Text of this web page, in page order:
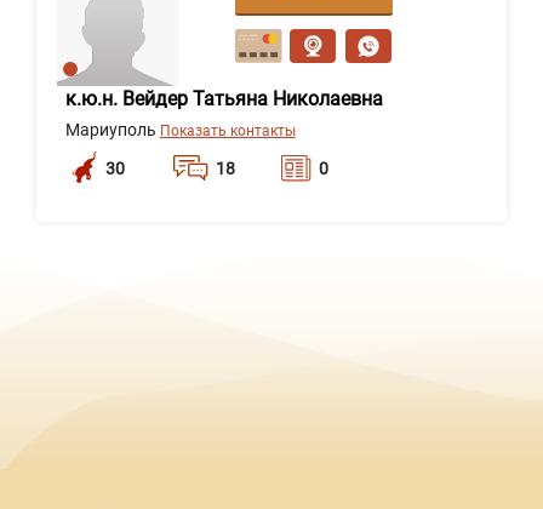
к.ю.н. Вейдер Татьяна Николаевна
Мариуполь Показать контакты
30 18 0
сообщение